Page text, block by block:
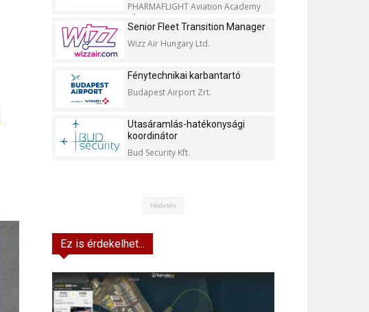
PHARMAFLIGHT Aviation Academy
Kft.
Senior Fleet Transition Manager
Wizz Air Hungary Ltd.
Fénytechnikai karbantartó
Budapest Airport Zrt.
Utasáramlás-hatékonysági
koordinátor
Bud Security Kft.
Hirdetés
Ez is érdekelhet...